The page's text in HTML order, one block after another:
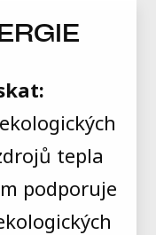
tepla
podporuje